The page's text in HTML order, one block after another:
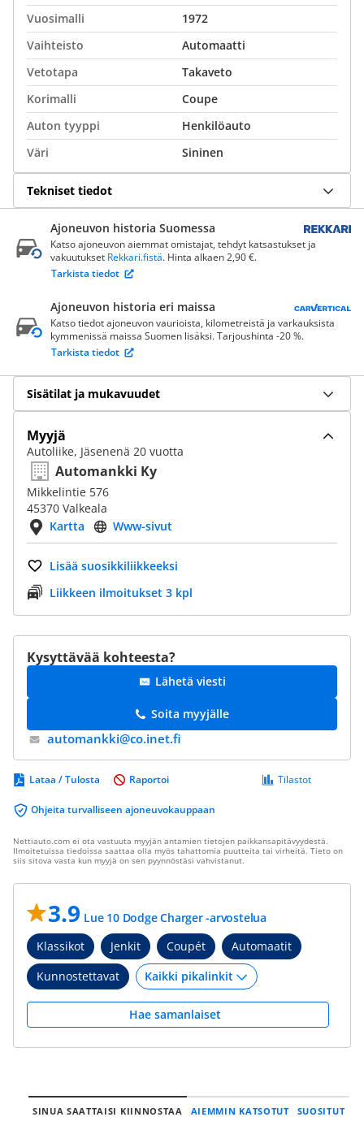
Vuosimalli
1972
Vaihteisto
Automaatti
Vetotapa
Takaveto
Korimalli
Coupe
Auton tyyppi
Henkilöauto
Väri
Sininen
Tekniset tiedot
Ajoneuvon historia Suomessa
Katso ajoneuvon aiemmat omistajat, tehdyt katsastukset ja
vakuutukset Rekkari.fistä. Hinta alkaen 2,90 €.
Tarkista tiedot
Ajoneuvon historia eri maissa
Katso tiedot ajoneuvon vaurioista, kilometreistä ja varkauksista
kymmenissä maissa Suomen lisäksi. Tarjoushinta -20 %.
Tarkista tiedot
Sisätilat ja mukavuudet
Myyjä
Autoliike, Jäsenenä 20 vuotta
Automankki Ky
Mikkelintie 576
45370 Valkeala
Kartta
Www-sivut
Lisää suosikkiliikkeeksi
Liikkeen ilmoitukset 3 kpl
Kysyttävää kohteesta?
Lähetä viesti
Soita myyjälle
automankki@​co.inet.fi
Lataa / Tulosta
Ohjeita turvalliseen ajoneuvokauppaan
Tilastot
Raportoi
Nettiauto.com ei ota vastuuta myyjän antamien tietojen paikkansapitävyydestä.
Ilmoitetuissa tiedoissa saattaa olla myös tahattomia puutteita tai virheitä. Tieto on
siis sitova vasta kun myyjä on sen pyynnöstäsi vahvistanut.
3.9 Lue 10 Dodge Charger -arvostelua
Klassikot
Jenkit Coupét
Automaatit
Kunnostettavat
Hae samanlaiset
SINUA SAATTAISI KIINNOSTAA AIEMMIN KATSOTUT SUOSITUT